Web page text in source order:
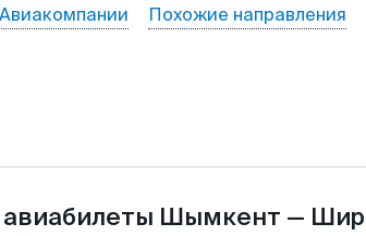
Похожие направления
Шымкент —